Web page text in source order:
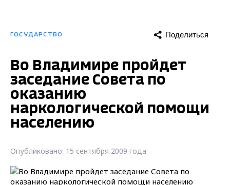
ГОСУДАРСТВО Поделиться
Во Владимире пройдет
заседание Совета по
оказанию
наркологической помощи
населению
Опубликовано: 15 сентября 2009 года